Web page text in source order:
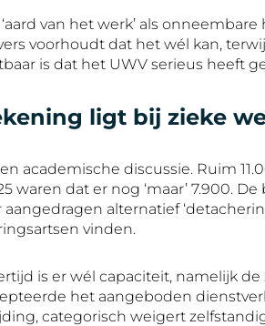
van het werk’ als
voorhoudt dat het wél kan,
is dat het UWV serieus heeft
ligt bij zieke
academische discussie. Ruim
waren dat er nog ‘maar’ 7.900.
alternatief
vinden.
is er wél capaciteit, namelijk
het aangeboden
categorisch weigert